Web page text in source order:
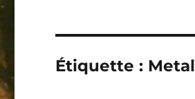
Étiquette : Metal